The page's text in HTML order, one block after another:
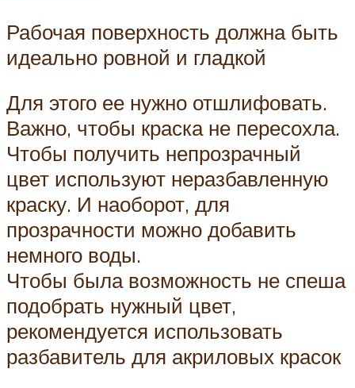
Рабочая поверхность должна быть
идеально ровной и гладкой
Для этого ее нужно отшлифовать.
Важно, чтобы краска не пересохла.
Чтобы получить непрозрачный
цвет используют неразбавленную
краску. И наоборот, для
прозрачности можно добавить
немного воды.
Чтобы была возможность не спеша
подобрать нужный цвет,
рекомендуется использовать
разбавитель для акриловых красок